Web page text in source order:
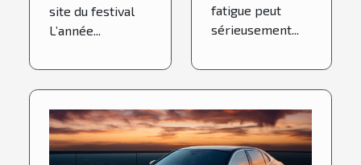
site du festival
L’année...
fatigue peut
sérieusement...